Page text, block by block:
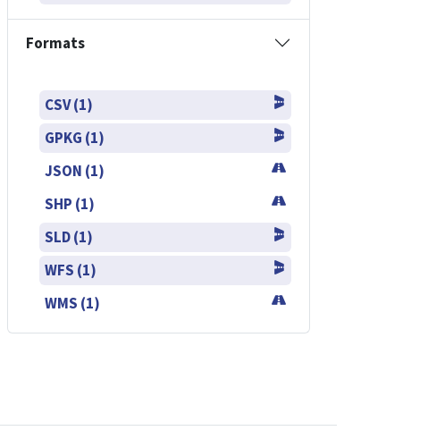
Formats
CSV (1)
GPKG (1)
JSON (1)
SHP (1)
SLD (1)
WFS (1)
WMS (1)